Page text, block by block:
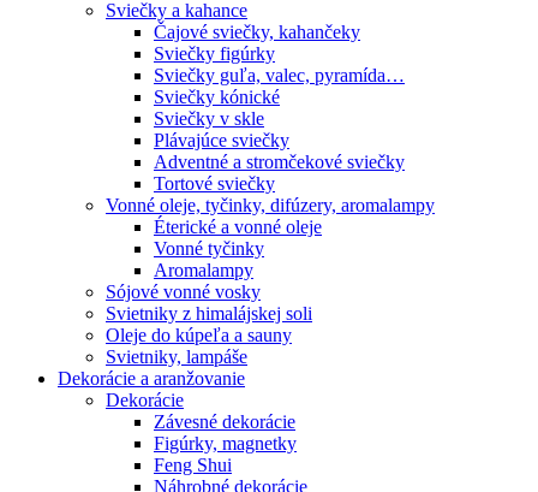
Sviečky a kahance
Čajové sviečky, kahančeky
Sviečky figúrky
Sviečky guľa, valec, pyramída…
Sviečky kónické
Sviečky v skle
Plávajúce sviečky
Adventné a stromčekové sviečky
Tortové sviečky
Vonné oleje, tyčinky, difúzery, aromalampy
Éterické a vonné oleje
Vonné tyčinky
Aromalampy
Sójové vonné vosky
Svietniky z himalájskej soli
Oleje do kúpeľa a sauny
Svietniky, lampáše
Dekorácie a aranžovanie
Dekorácie
Závesné dekorácie
Figúrky, magnetky
Feng Shui
Náhrobné dekorácie